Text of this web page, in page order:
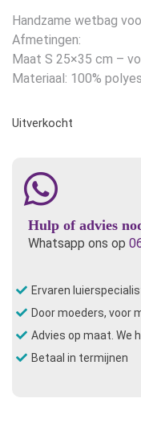
€17,50.
Handzame wetbag
Afmetingen:​
Maat S 25×35 cm –
Materiaal: 100%
Uitverkocht
Hulp of advies
Whatsapp ons op
Ervaren
Door moeders, voor
Advies op maat. We
Betaal in termijnen